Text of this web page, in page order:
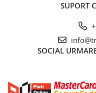
SUPORT
SOCIAL